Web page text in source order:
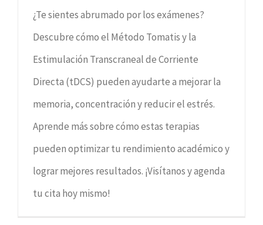
¿Te sientes abrumado por los exámenes?
Descubre cómo el Método Tomatis y la
Estimulación Transcraneal de Corriente
Directa (tDCS) pueden ayudarte a mejorar la
memoria, concentración y reducir el estrés.
Aprende más sobre cómo estas terapias
pueden optimizar tu rendimiento académico y
lograr mejores resultados. ¡Visítanos y agenda
tu cita hoy mismo!